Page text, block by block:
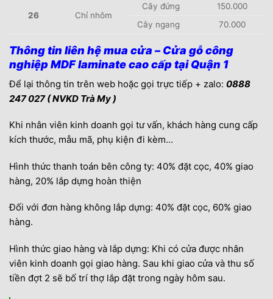
26 Chỉ nhôm
Cây đứng
150.000
Cây ngang
70.000
Thông tin liên hệ mua cửa – Cửa gỗ công
nghiệp MDF laminate cao cấp tại Quận 1
Để lại thông tin trên web hoặc gọi trực tiếp + zalo: 0888
247 027 ( NVKD Trà My )
Khi nhân viên kinh doanh gọi tư vấn, khách hàng cung cấp
kích thước, mẫu mã, phụ kiện đi kèm…
Hình thức thanh toán bên công ty: 40% đặt cọc, 40% giao
hàng, 20% lắp dựng hoàn thiện
Đối với đơn hàng không lắp dựng: 40% đặt cọc, 60% giao
hàng.
Hình thức giao hàng và lắp dựng: Khi có cửa được nhân
viên kinh doanh gọi giao hàng. Sau khi giao cửa và thu số
tiền đợt 2 sẽ bố trí thợ lắp đặt trong ngày hôm sau.